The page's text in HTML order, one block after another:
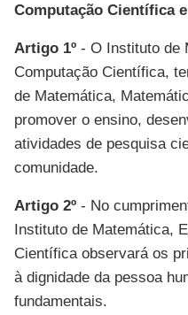
Computação Científica
Artigo 1º - O Instituto de
Computação Científica,
de Matemática,
promover o ensino,
atividades de pesquisa
comunidade.
Artigo 2º - No
Instituto de Matemática,
Científica observará os
à dignidade da pessoa
fundamentais.